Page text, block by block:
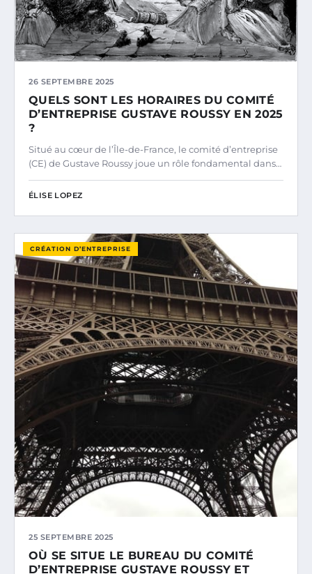
26 SEPTEMBRE 2025
QUELS SONT LES HORAIRES DU COMITÉ
D’ENTREPRISE GUSTAVE ROUSSY EN 2025
?
Situé au cœur de l’Île-de-France, le comité d’entreprise
(CE) de Gustave Roussy joue un rôle fondamental dans…
ÉLISE LOPEZ
CRÉATION D’ENTREPRISE
25 SEPTEMBRE 2025
OÙ SE SITUE LE BUREAU DU COMITÉ
D’ENTREPRISE GUSTAVE ROUSSY ET